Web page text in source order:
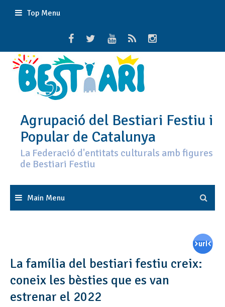
Top Menu
Agrupació del Bestiari Festiu i
Popular de Catalunya
La Federació d'entitats culturals amb figures
de Bestiari Festiu
Main Menu
La família del bestiari festiu creix:
coneix les bèsties que es van
estrenar el 2022